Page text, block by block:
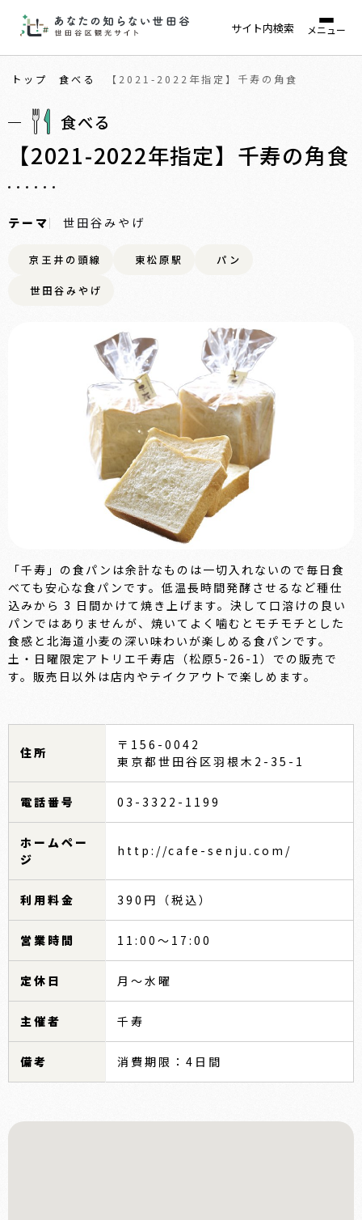
サイト内検索 メニュー
トップ 食べる 【2021-2022年指定】千寿の角食
食べる
【2021-2022年指定】千寿の角食
テーマ 世田谷みやげ
京王井の頭線 東松原駅 パン
世田谷みやげ
「千寿」の食パンは余計なものは一切入れないので毎日食
べても安心な食パンです。低温長時間発酵させるなど種仕
込みから 3 日間かけて焼き上げます。決して口溶けの良い
パンではありませんが、焼いてよく噛むとモチモチとした
食感と北海道小麦の深い味わいが楽しめる食パンです。
土・日曜限定アトリエ千寿店（松原5-26-1）での販売で
す。販売日以外は店内やテイクアウトで楽しめます。
住所
〒156-0042
東京都世田谷区羽根木2-35-1
電話番号 03-3322-1199
ホームペー
ジ
http://cafe-senju.com/
利用料金 390円（税込）
営業時間 11:00～17:00
定休日 月～水曜
主催者 千寿
備考 消費期限：4日間